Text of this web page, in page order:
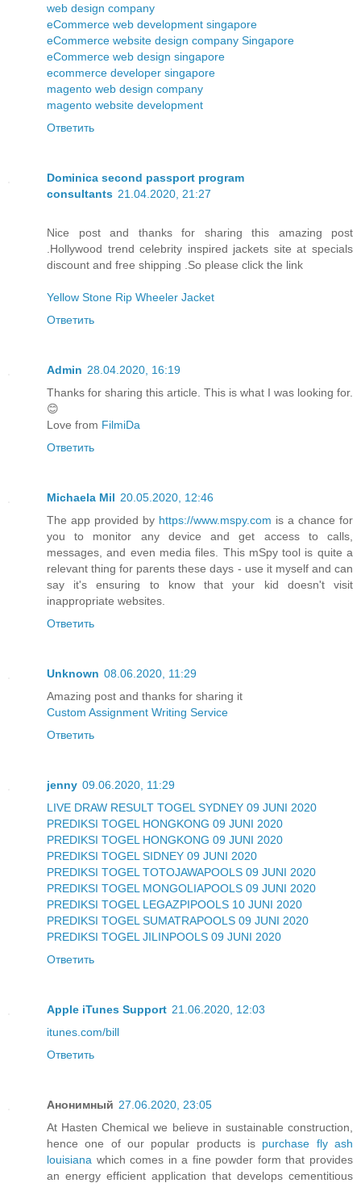
web design company
eCommerce web development singapore
eCommerce website design company Singapore
eCommerce web design singapore
ecommerce developer singapore
magento web design company
magento website development
Ответить
Dominica second passport program
consultants 21.04.2020, 21:27
Nice post and thanks for sharing this amazing post
.Hollywood trend celebrity inspired jackets site at specials
discount and free shipping .So please click the link
Yellow Stone Rip Wheeler Jacket
Ответить
Admin 28.04.2020, 16:19
Thanks for sharing this article. This is what I was looking for.
😊
Love from FilmiDa
Ответить
Michaela Mil 20.05.2020, 12:46
The app provided by https://www.mspy.com is a chance for
you to monitor any device and get access to calls,
messages, and even media files. This mSpy tool is quite a
relevant thing for parents these days - use it myself and can
say it's ensuring to know that your kid doesn't visit
inappropriate websites.
Ответить
Unknown 08.06.2020, 11:29
Amazing post and thanks for sharing it
Custom Assignment Writing Service
Ответить
jenny 09.06.2020, 11:29
LIVE DRAW RESULT TOGEL SYDNEY 09 JUNI 2020
PREDIKSI TOGEL HONGKONG 09 JUNI 2020
PREDIKSI TOGEL HONGKONG 09 JUNI 2020
PREDIKSI TOGEL SIDNEY 09 JUNI 2020
PREDIKSI TOGEL TOTOJAWAPOOLS 09 JUNI 2020
PREDIKSI TOGEL MONGOLIAPOOLS 09 JUNI 2020
PREDIKSI TOGEL LEGAZPIPOOLS 10 JUNI 2020
PREDIKSI TOGEL SUMATRAPOOLS 09 JUNI 2020
PREDIKSI TOGEL JILINPOOLS 09 JUNI 2020
Ответить
Apple iTunes Support 21.06.2020, 12:03
itunes.com/bill
Ответить
Анонимный 27.06.2020, 23:05
At Hasten Chemical we believe in sustainable construction,
hence one of our popular products is purchase fly ash
louisiana which comes in a fine powder form that provides
an energy efficient application that develops cementitious